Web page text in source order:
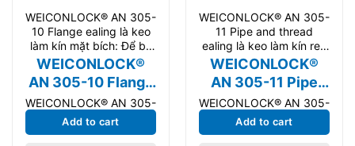
WEICONLOCK® AN 305-
10 Flange ealing là keo
làm kín mặt bích: Để bịt
kín mặt bích,
WEICONLOCK®
AN 305-10 Flange
sealing
WEICONLOCK® AN 305-
10 Flange sealing là keo
làm kín mặt bích: Để bịt
Add to cart
WEICONLOCK® AN 305-
11 Pipe and thread
ealing là keo làm kín ren
ống: Sức mạnh trung
WEICONLOCK®
AN 305-11 Pipe
and thread sealing
WEICONLOCK® AN 305-
11 Pipe and thread
sealing là keo làm kín ren
Add to cart